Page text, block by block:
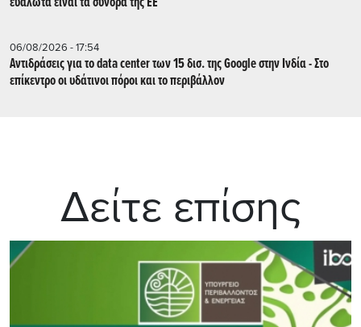
06/08/2026 - 17:54
Αντιδράσεις για το data center των 15 δισ. της Google στην Ινδία - Στο
επίκεντρο οι υδάτινοι πόροι και το περιβάλλον
Δείτε επίσης